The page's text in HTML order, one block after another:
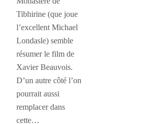
Tibhirine (que joue
l’excellent Michael
Londasle) semble
résumer le film de
Xavier Beauvois.
D’un autre côté l’on
pourrait aussi
remplacer dans
cette…